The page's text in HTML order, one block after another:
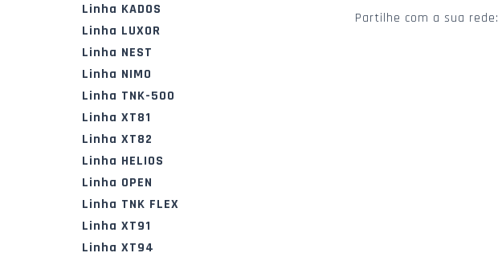
Linha KADOS
Linha LUXOR
Linha NEST
Linha NIMO
Linha TNK-500
Linha XT81
Linha XT82
Linha HELIOS
Linha OPEN
Linha TNK FLEX
Linha XT91
Linha XT94
Partilhe com a sua rede: